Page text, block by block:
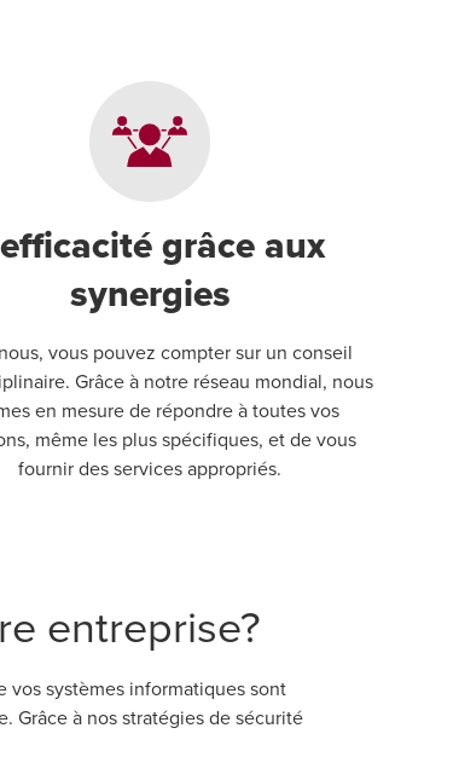
grâce aux
synergies
vous pouvez compter sur un conseil
Grâce à notre réseau mondial, nous
en mesure de répondre à toutes vos
même les plus spécifiques, et de vous
fournir des services appropriés.
entreprise?
vos systèmes informatiques sont
Grâce à nos stratégies de sécurité